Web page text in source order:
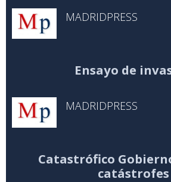
MADRIDPRESS
Ensayo de
MADRIDPRESS
Catastrófico
catástrofes